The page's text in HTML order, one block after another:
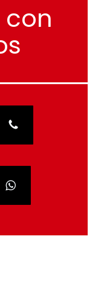
con